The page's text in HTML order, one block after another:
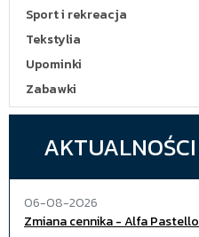
Sport i rekreacja
Tekstylia
Upominki
Zabawki
AKTUALNOŚCI
06-08-2026
Zmiana cennika - Alfa Pastello